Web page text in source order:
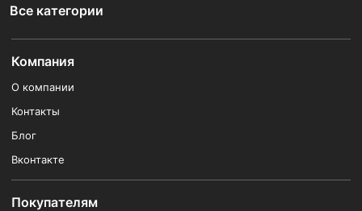
Все категории
Компания
О компании
Контакты
Блог
Вконтакте
Покупателям